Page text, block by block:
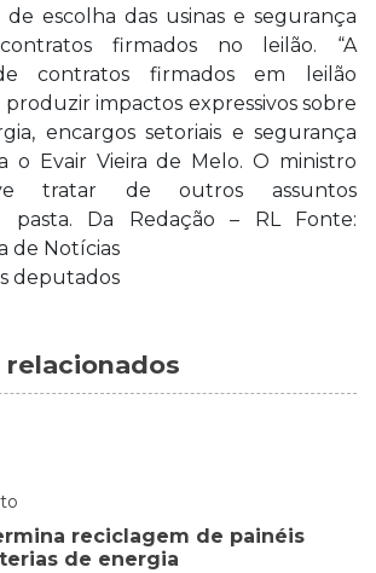
de escolha das usinas e segurança
firmados no leilão. “A
contratos firmados em leilão
impactos expressivos sobre
encargos setoriais e segurança
o Evair Vieira de Melo. O ministro
tratar de outros assuntos
pasta. Da Redação – RL Fonte:
de Notícias
deputados
reciclagem de painéis
de energia